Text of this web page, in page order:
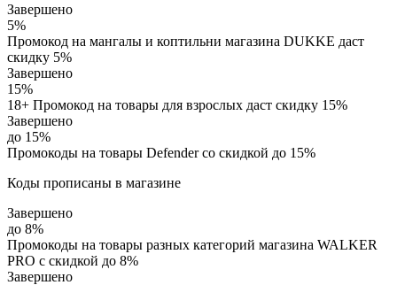
Завершено
5%
Промокод на мангалы и коптильни магазина DUKKE даст
скидку 5%
Завершено
15%
18+ Промокод на товары для взрослых даст скидку 15%
Завершено
до 15%
Промокоды на товары Defender со скидкой до 15%
Коды прописаны в магазине
Завершено
до 8%
Промокоды на товары разных категорий магазина WALKER
PRO с скидкой до 8%
Завершено